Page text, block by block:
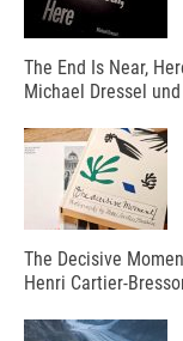
The End Is Near,
Michael Dressel
The Decisive
Henri Cartier-